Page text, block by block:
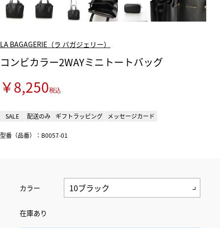
LA BAGAGERIE（ラ バガジェリー）
コンビカラー2WAYミニトートバッグ
￥8,250税込
SALE 配送のみ ギフトラッピング メッセージカード
型番（品番）：B0057-01
カラー
在庫あり